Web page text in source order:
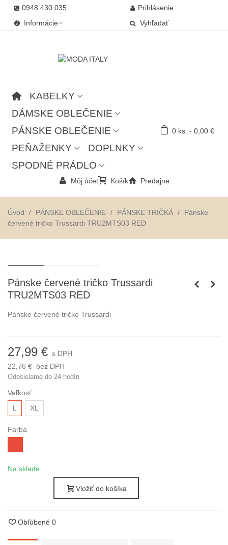
0948 430 035
Informácie
Prihlásenie
Vyhľadať
KABELKY
DÁMSKE OBLEČENIE
PÁNSKE OBLEČENIE
PEŇAŽENKY
DOPLNKY
SPODNÉ PRÁDLO
0 ks. - 0,00 €
Môj účet Košík Predajne
Úvod / PÁNSKE OBLEČENIE / PÁNSKE TRIČKÁ /
Pánske
červené tričko Trussardi TRU2MTS03 RED
Pánske červené tričko Trussardi
TRU2MTS03 RED
Pánske červené tričko Trussardi
27,99 € s DPH
22,76 € bez DPH
Odosielame do 24 hodín
Veľkosť
L
XL
Farba
Na sklade
Vložiť do košíka
Obľúbené 0